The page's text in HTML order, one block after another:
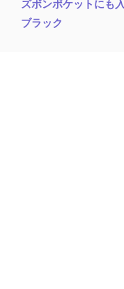
ズボンポケットにも
ブラック